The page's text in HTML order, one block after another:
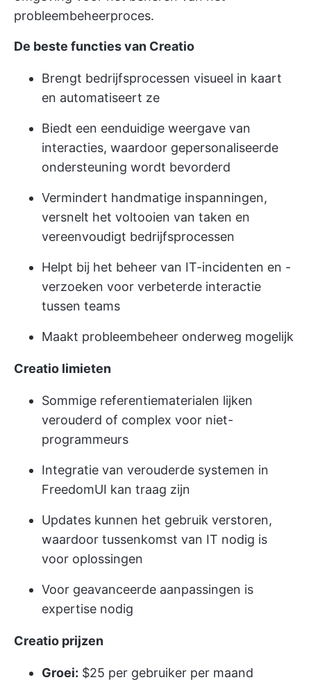
probleembeheerproces.
De beste functies van Creatio
Brengt bedrijfsprocessen visueel in kaart
en automatiseert ze
Biedt een eenduidige weergave van
interacties, waardoor gepersonaliseerde
ondersteuning wordt bevorderd
Vermindert handmatige inspanningen,
versnelt het voltooien van taken en
vereenvoudigt bedrijfsprocessen
Helpt bij het beheer van IT-incidenten en -
verzoeken voor verbeterde interactie
tussen teams
Maakt probleembeheer onderweg mogelijk
Creatio limieten
Sommige referentiematerialen lijken
verouderd of complex voor niet-
programmeurs
Integratie van verouderde systemen in
FreedomUI kan traag zijn
Updates kunnen het gebruik verstoren,
waardoor tussenkomst van IT nodig is
voor oplossingen
Voor geavanceerde aanpassingen is
expertise nodig
Creatio prijzen
Groei: $25 per gebruiker per maand